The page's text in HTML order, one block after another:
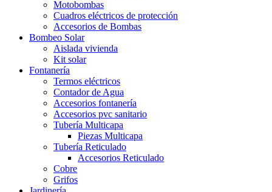
Motobombas
Cuadros eléctricos de protección
Accesorios de Bombas
Bombeo Solar
Aislada vivienda
Kit solar
Fontanería
Termos eléctricos
Contador de Agua
Accesorios fontanería
Accesorios pvc sanitario
Tubería Multicapa
Piezas Multicapa
Tubería Reticulado
Accesorios Reticulado
Cobre
Grifos